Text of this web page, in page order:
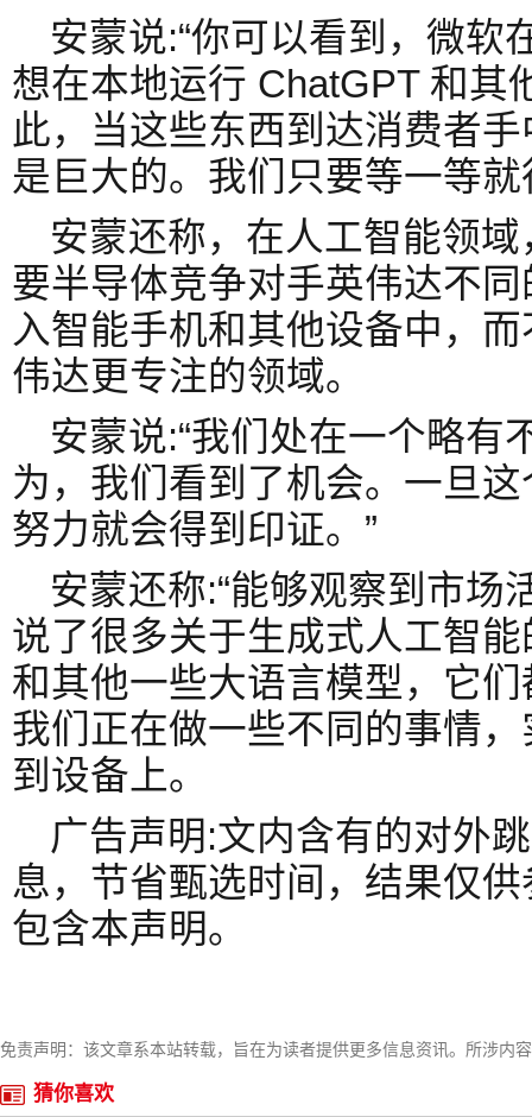
安蒙说:“你可以看到，微软
想在本地运行 ChatGPT 和其
此，当这些东西到达消费者
是巨大的。我们只要等一等就
安蒙还称，在人工智能领
要半导体竞争对手英伟达不
入智能手机和其他设备中，
伟达更专注的领域。
安蒙说:“我们处在一个略有
为，我们看到了机会。一旦
努力就会得到印证。”
安蒙还称:“能够观察到市场
说了很多关于生成式人工智
和其他一些大语言模型，它
我们正在做一些不同的事情
到设备上。
广告声明:文内含有的对外
息，节省甄选时间，结果仅
包含本声明。
免责声明：该文章系本站转载，旨在为读者提供更多信息资讯。所涉内
猜你喜欢